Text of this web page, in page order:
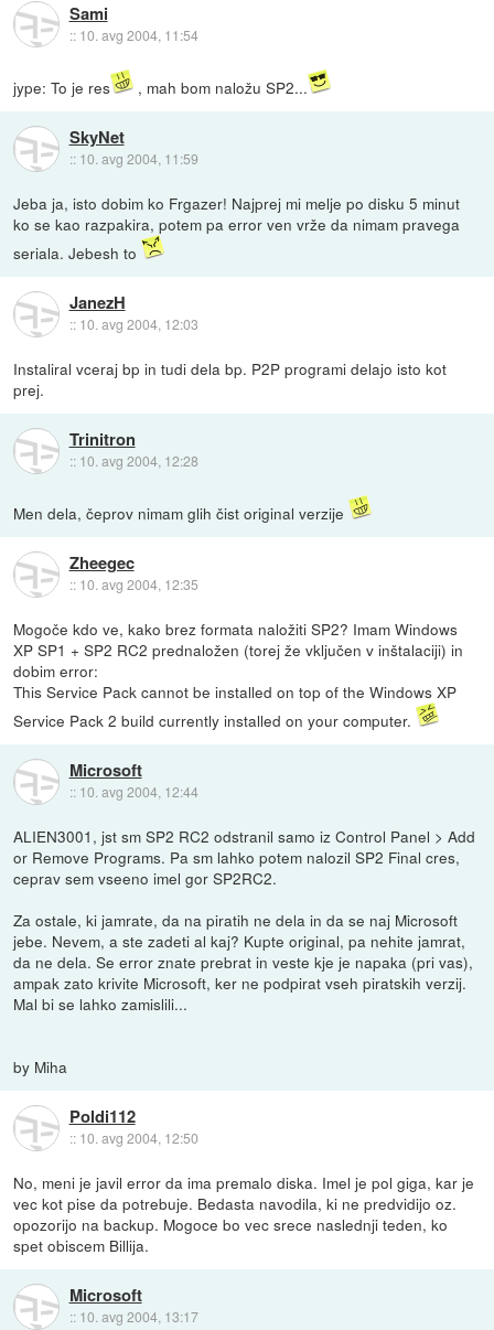
Sami
:: 10. avg 2004, 11:54
jype: To je res , mah bom naložu SP2...
SkyNet
:: 10. avg 2004, 11:59
Jeba ja, isto dobim ko Frgazer! Najprej mi melje po disku 5 minut
ko se kao razpakira, potem pa error ven vrže da nimam pravega
seriala. Jebesh to
JanezH
:: 10. avg 2004, 12:03
Instaliral vceraj bp in tudi dela bp. P2P programi delajo isto kot
prej.
Trinitron
:: 10. avg 2004, 12:28
Men dela, čeprov nimam glih čist original verzije
Zheegec
:: 10. avg 2004, 12:35
Mogoče kdo ve, kako brez formata naložiti SP2? Imam Windows
XP SP1 + SP2 RC2 prednaložen (torej že vključen v inštalaciji) in
dobim error:
This Service Pack cannot be installed on top of the Windows XP
Service Pack 2 build currently installed on your computer.
Microsoft
:: 10. avg 2004, 12:44
ALIEN3001, jst sm SP2 RC2 odstranil samo iz Control Panel > Add
or Remove Programs. Pa sm lahko potem nalozil SP2 Final cres,
ceprav sem vseeno imel gor SP2RC2.
Za ostale, ki jamrate, da na piratih ne dela in da se naj Microsoft
jebe. Nevem, a ste zadeti al kaj? Kupte original, pa nehite jamrat,
da ne dela. Se error znate prebrat in veste kje je napaka (pri vas),
ampak zato krivite Microsoft, ker ne podpirat vseh piratskih verzij.
Mal bi se lahko zamislili...
by Miha
Poldi112
:: 10. avg 2004, 12:50
No, meni je javil error da ima premalo diska. Imel je pol giga, kar je
vec kot pise da potrebuje. Bedasta navodila, ki ne predvidijo oz.
opozorijo na backup. Mogoce bo vec srece naslednji teden, ko
spet obiscem Billija.
Microsoft
:: 10. avg 2004, 13:17